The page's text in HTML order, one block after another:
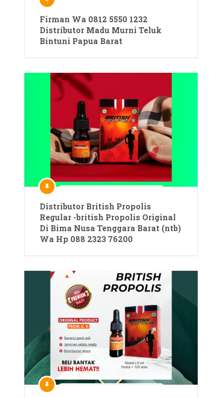
Firman Wa 0812 5550 1232
Distributor Madu Murni Teluk
Bintuni Papua Barat
Distributor British Propolis
Regular -british Propolis Original
Di Bima Nusa Tenggara Barat (ntb)
Wa Hp 088 2323 76200